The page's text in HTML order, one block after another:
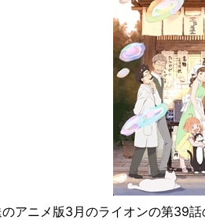
アニメ版3月のライオンの第39話